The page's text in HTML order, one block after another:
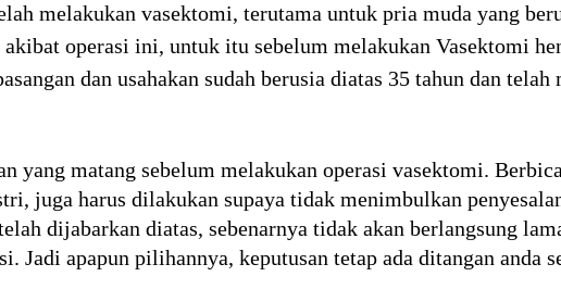
melakukan vasektomi, terutama untuk pria muda yang
operasi ini, untuk itu sebelum melakukan Vasektomi
dan usahakan sudah berusia diatas 35 tahun dan
yang matang sebelum melakukan operasi vasektomi.
juga harus dilakukan supaya tidak menimbulkan
dijabarkan diatas, sebenarnya tidak akan berlangsung
Jadi apapun pilihannya, keputusan tetap ada ditangan anda